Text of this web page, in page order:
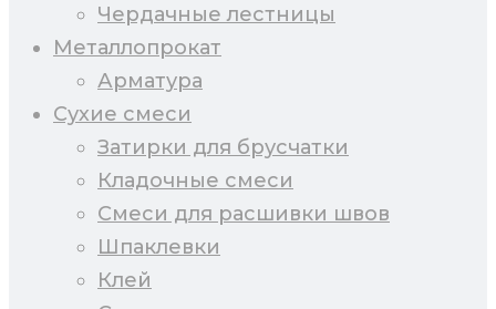
Чердачные лестницы
Металлопрокат
Арматура
Сухие смеси
Затирки для брусчатки
Кладочные смеси
Смеси для расшивки швов
Шпаклевки
Клей